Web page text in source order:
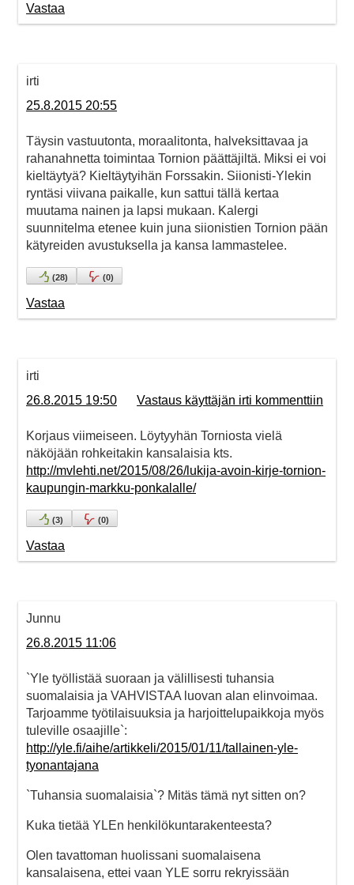
Vastaa
irti
25.8.2015 20:55
Täysin vastuutonta, moraalitonta, halveksittavaa ja
rahanahnetta toimintaa Tornion päättäjiltä. Miksi ei voi
kieltäytyä? Kieltäytyihän Forssakin. Siionisti-Ylekin
ryntäsi viivana paikalle, kun sattui tällä kertaa
muutama nainen ja lapsi mukaan. Kalergi
suunnitelma etenee kuin juna siionistien Tornion pään
kätyreiden avustuksella ja kansa lammastelee.
(28) (0)
Vastaa
irti
26.8.2015 19:50
Vastaus käyttäjän irti kommenttiin
Korjaus viimeiseen. Löytyyhän Torniosta vielä
näköjään rohkeitakin kansalaisia kts.
http://mvlehti.net/2015/08/26/lukija-avoin-kirje-tornion-
kaupungin-markku-ponkalalle/
(3) (0)
Vastaa
Junnu
26.8.2015 11:06
`Yle työllistää suoraan ja välillisesti tuhansia
suomalaisia ja VAHVISTAA luovan alan elinvoimaa.
Tarjoamme työtilaisuuksia ja harjoittelupaikkoja myös
tuleville osaajille`:
http://yle.fi/aihe/artikkeli/2015/01/11/tallainen-yle-
tyonantajana
`Tuhansia suomalaisia`? Mitäs tämä nyt sitten on?
Kuka tietää YLEn henkilökuntarakenteesta?
Olen tavattoman huolissani suomalaisena
kansalaisena, ettei vaan YLE sorru rekryissään